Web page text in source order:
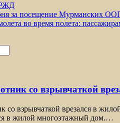
за посещение Мурманских
во время полета:
со взрывчаткой
со взрывчаткой врезался в
в жилой многоэтажный дом.…